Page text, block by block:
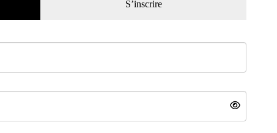
S’inscrire